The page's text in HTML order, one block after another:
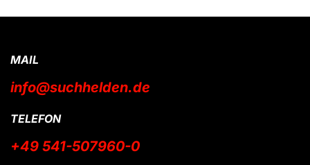
MAIL
info@suchhelden.de
TELEFON
+49 541-507960-0